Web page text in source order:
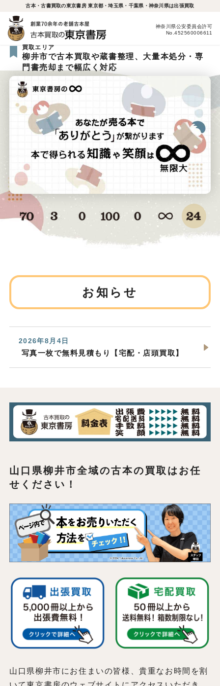
古本・古書買取の東京書房 東京都・埼玉県・千葉県・神奈川県は出張買取
神奈川県公安委員会許可
No.452560006611
買取エリア
柳井市で古本買取や蔵書整理、大量本処分・専
門書売却まで幅広く対応
お知らせ
2026年8月4日
写真一枚で無料見積もり【宅配・店頭買取】
山口県柳井市全域の古本の買取はお任
せください！
山口県柳井市にお住まいの皆様、貴重なお時間を割